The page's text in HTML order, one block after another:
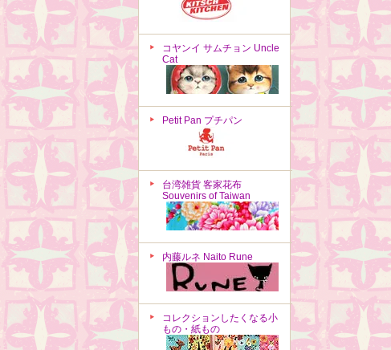
コヤンイ サムチョン Uncle
Cat
Petit Pan プチパン
台湾雑貨 客家花布
Souvenirs of Taiwan
内藤ルネ Naito Rune
コレクションしたくなる小
もの・紙もの